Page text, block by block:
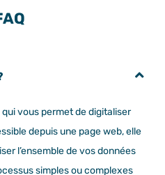
vous permet de digitaliser
depuis une page web, elle
l’ensemble de vos données
simples ou complexes